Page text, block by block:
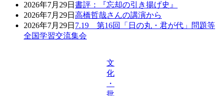
2026年7月29日 書評：『忘却の引き揚げ史』
2026年7月29日 高橋哲哉さんの講演から
2026年7月29日 7.19 第16回「日の丸・君が代」問題等
全国学習交流集会
文
化
・
批